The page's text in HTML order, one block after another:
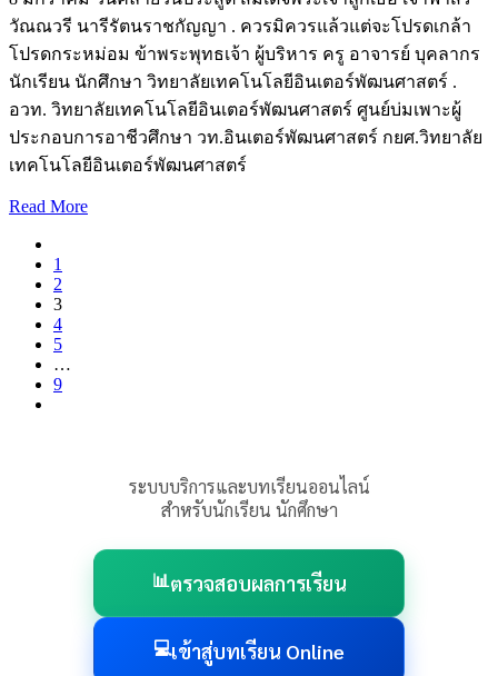
วัณณวรี นารีรัตนราชกัญญา . ควรมิควรแล้วแต่จะโปรดเกล้า
โปรดกระหม่อม ข้าพระพุทธเจ้า ผู้บริหาร ครู อาจารย์ บุคลากร
นักเรียน นักศึกษา วิทยาลัยเทคโนโลยีอินเตอร์พัฒนศาสตร์ .
อวท. วิทยาลัยเทคโนโลยีอินเตอร์พัฒนศาสตร์ ศูนย์บ่มเพาะผู้
ประกอบการอาชีวศึกษา วท.อินเตอร์พัฒนศาสตร์ กยศ.วิทยาลัย
เทคโนโลยีอินเตอร์พัฒนศาสตร์
Read More
1
2
3
4
5
…
9
ระบบบริการและบทเรียนออนไลน์
สำหรับนักเรียน นักศึกษา
📊ตรวจสอบผลการเรียน
💻เข้าสู่บทเรียน Online